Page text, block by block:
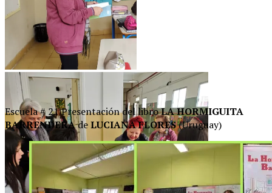
Mireya Betancourt (Uruguay)
Escuela # 21 Presentación del libroLA HORMIGUITA
BARRENDERAdeLUCIANA FLORES(Uruguay)